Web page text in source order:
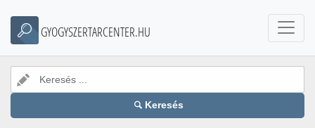
GYOGYSZERTARCENTER.HU
Keresés